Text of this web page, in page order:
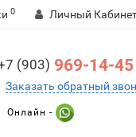
0 Личный
(903) 969-14-45
Заказать обратный
Онлайн -